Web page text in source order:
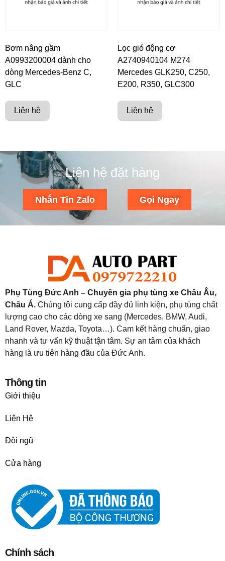
Bơm nâng gầm
A0993200004 dành cho
dòng Mercedes-Benz C,
GLC
Liên hệ
Lọc gió động cơ
A2740940104 M274
Mercedes GLK250, C250,
E200, R350, GLC300
Liên hệ
Liên hệ đặt hàng
Nhắn Tin Zalo Gọi Ngay
Phụ Tùng Đức Anh – Chuyên gia phụ tùng xe Châu Âu,
Châu Á. Chúng tôi cung cấp đầy đủ linh kiện, phụ tùng chất
lượng cao cho các dòng xe sang (Mercedes, BMW, Audi,
Land Rover, Mazda, Toyota…). Cam kết hàng chuẩn, giao
nhanh và tư vấn kỹ thuật tận tâm. Sự an tâm của khách
hàng là ưu tiên hàng đầu của Đức Anh.
Thông tin
Giới thiệu
Liên Hệ
Đội ngũ
Cửa hàng
Chính sách